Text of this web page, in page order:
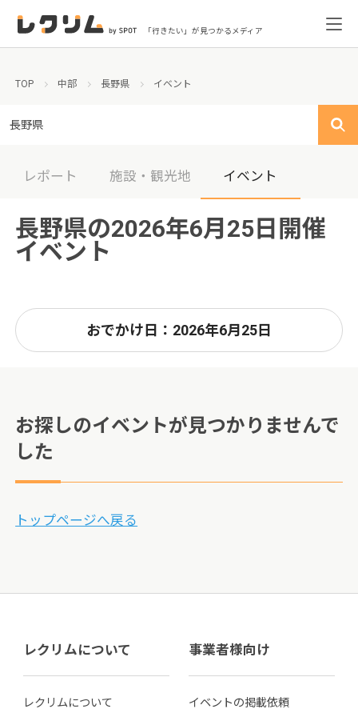
「行きたい」が見つかるメディア
TOP 中部 長野県 イベント
長野県
レポート 施設・観光地 イベント
長野県の2026年6月25日開催
イベント
おでかけ日：2026年6月25日
お探しのイベントが見つかりませんで
した
トップページへ戻る
レクリムについて
レクリムについて
事業者様向け
イベントの掲載依頼